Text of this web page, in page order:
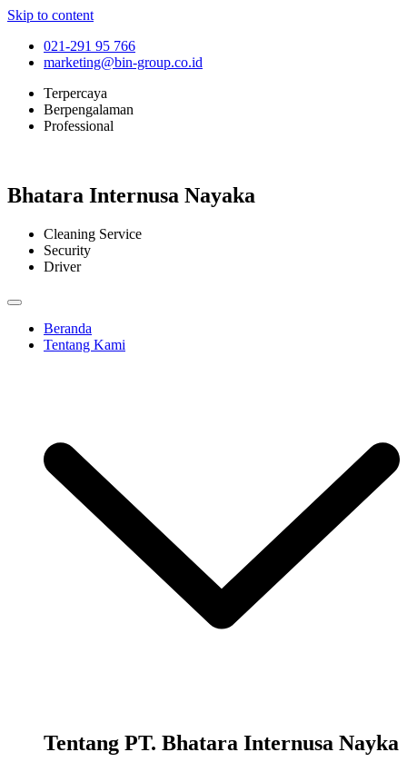
Skip to content
021-291 95 766
marketing@bin-group.co.id
Terpercaya
Berpengalaman
Professional
Bhatara Internusa Nayaka
Cleaning Service
Security
Driver
Beranda
Tentang Kami
Tentang PT. Bhatara Internusa Nayka